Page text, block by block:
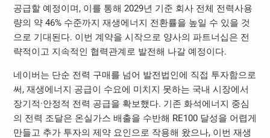
공급할 예정이며, 이를 통해 2029년 기준 회사 전체 전력사용
량의 약 46% 수준까지 재생에너지 전환률을 높일 수 있을 것
으로 기대된다. 이번 계약을 시작으로 양사의 파트너십은 전
략적이고 지속적인 협력관계로 발전해 나갈 예정이다.
네이버는 단순 전력 구매를 넘어 발전법인에 직접 투자함으로
써, 재생에너지 공급이 수요에 미치지 못하는 국내 시장에서
장기적·안정적 전력 공급을 확보했다. 기존 화석에너지 중심
의 전력 조달은 온실가스 배출을 수반해 RE100 달성을 어렵게
만들고 추가 투자의 제약 요인으로 작용해 왔으나, 이번 재생